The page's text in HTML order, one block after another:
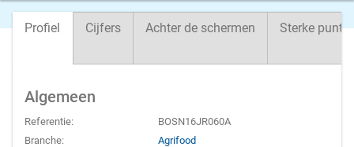
Profiel Cijfers Achter de schermen Sterke
Algemeen
Referentie:
BOSN16JR060A
Branche:
Agrifood